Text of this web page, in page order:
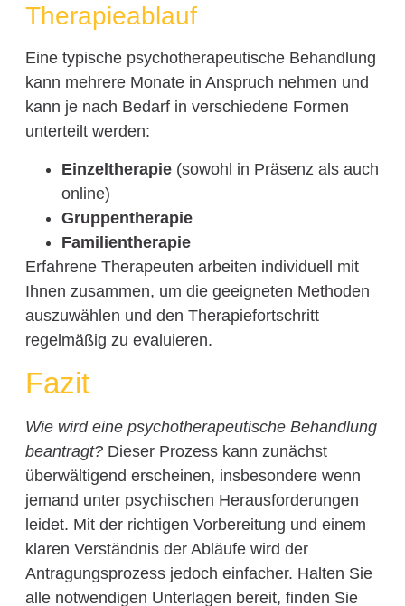
Therapieablauf
Eine typische psychotherapeutische Behandlung
kann mehrere Monate in Anspruch nehmen und
kann je nach Bedarf in verschiedene Formen
unterteilt werden:
Einzeltherapie(sowohl in Präsenz als auch
online)
Gruppentherapie
Familientherapie
Erfahrene Therapeuten arbeiten individuell mit
Ihnen zusammen, um die geeigneten Methoden
auszuwählen und den Therapiefortschritt
regelmäßig zu evaluieren.
Fazit
Wie wird eine psychotherapeutische Behandlung
beantragt?Dieser Prozess kann zunächst
überwältigend erscheinen, insbesondere wenn
jemand unter psychischen Herausforderungen
leidet. Mit der richtigen Vorbereitung und einem
klaren Verständnis der Abläufe wird der
Antragungsprozess jedoch einfacher. Halten Sie
alle notwendigen Unterlagen bereit, finden Sie